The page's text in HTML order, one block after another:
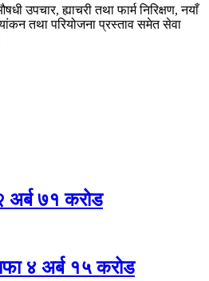
उपचार, ह्याचरी तथा फार्म निरिक्षण, नयाँ
तथा परियोजना प्रस्ताव समेत सेवा
अर्ब ७१ करोड
४ अर्ब १५ करोड